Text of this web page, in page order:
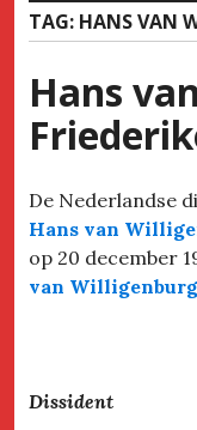
TAG: HANS VAN
Hans
De Nederlandse
Hans van
op 20 december
van Willigenburg
Dissident